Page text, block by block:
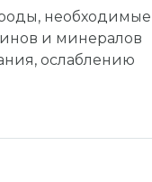
и минералов
ослаблению